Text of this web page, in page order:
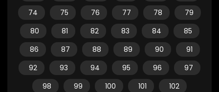
74
75 76 77 78
79
80
81 82 83 84
85
86
87 88 89 90
91
92
93 94 95 96
97
98
99 100 101
102